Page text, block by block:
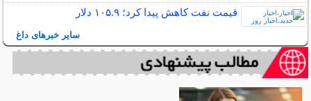
قیمت نفت کاهش پیدا کرد؛ ۱۰۵.۹ دلار
سایر خبرهای داغ